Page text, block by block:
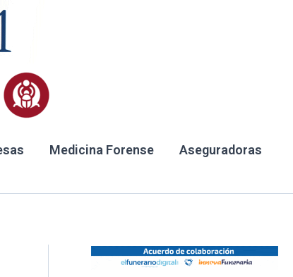
Medicina Forense
Aseguradoras